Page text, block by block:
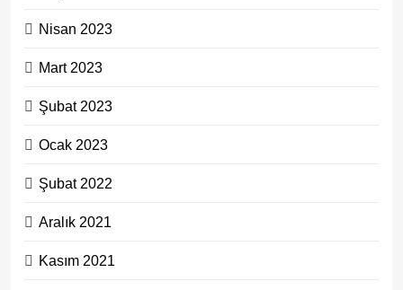
Nisan 2023
Mart 2023
Şubat 2023
Ocak 2023
Şubat 2022
Aralık 2021
Kasım 2021